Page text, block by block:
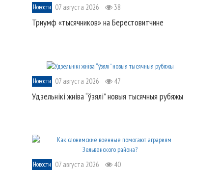
Новости 07 августа 2026 38
Триумф «тысячников» на Берестовитчине
Новости 07 августа 2026 47
Удзельнікі жніва “ўзялі” новыя тысячныя рубяжы
Новости 07 августа 2026 40